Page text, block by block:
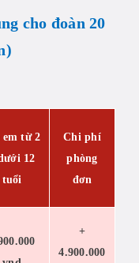
cho đoàn 20
em từ 2
12
tuổi
Chi phí
phòng
đơn
+
4.900.000